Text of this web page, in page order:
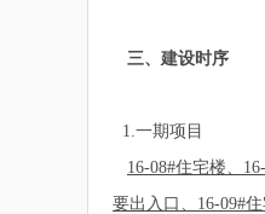
三、建设时序
1.一期项目
16-08#住宅楼、
要出入口、16-09#